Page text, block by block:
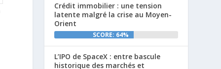
Crédit immobilier : une tension
latente malgré la crise au Moyen-
Orient
SCORE: 64%
L’IPO de SpaceX : entre bascule
historique des marchés et